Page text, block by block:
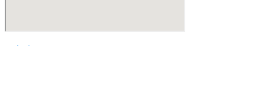
Thiết kế web Quy Nhơn Greensoft.vn